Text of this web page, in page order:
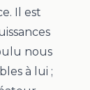
Il est
nous
à lui ;